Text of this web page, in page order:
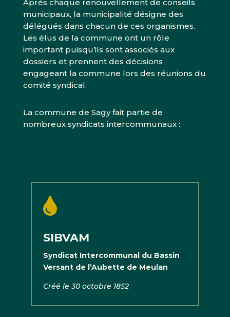
Après chaque renouvellement de conseils
municipaux, la municipalité désigne des
délégués dans chacun de ces organismes.
Les élus de la commune ont un rôle
important puisqu’ils sont associés aux
dossiers et prennent des décisions
engageant la commune lors des réunions du
comité syndical.
La commune de Sagy fait partie de
nombreux syndicats intercommunaux :

SIBVAM
Syndicat Intercommunal du Bassin
Versant de l’Aubette de Meulan
Créé le 30 octobre 1852